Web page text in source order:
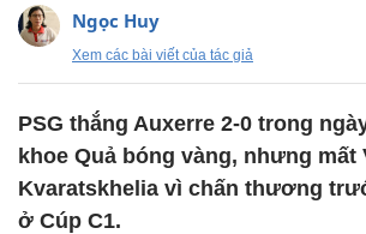
Ngọc Huy
Xem các bài viết của tác giả
PSG thắng Auxerre 2-0 trong
khoe Quả bóng vàng, nhưng mất
Kvaratskhelia vì chấn thương
ở Cúp C1.